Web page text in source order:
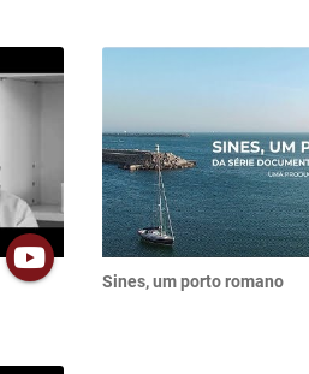
Sines, um porto romano